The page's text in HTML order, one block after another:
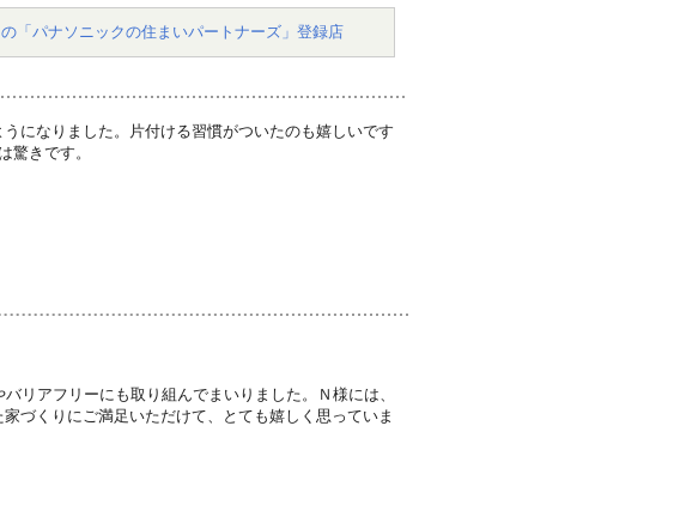
「パナソニックの住まいパートナーズ」登録店
になりました。片付ける習慣がついたのも嬉しいです
驚きです。
リアフリーにも取り組んでまいりました。Ｎ様には、
づくりにご満足いただけて、とても嬉しく思っていま